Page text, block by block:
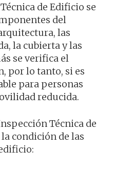
de Edificio se
del
las
la cubierta y las
se verifica el
por lo tanto, si es
para personas
reducida.
Técnica de
condición de las